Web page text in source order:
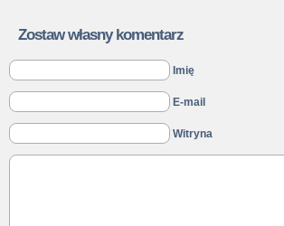
Zostaw własny komentarz
Imię
E-mail
Witryna